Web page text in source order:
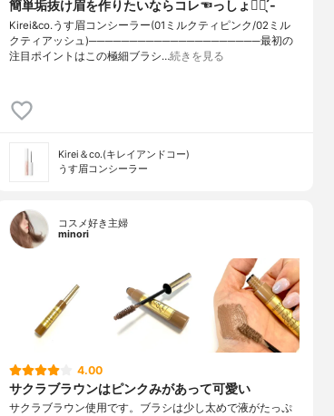
簡単垢抜け眉を作りたいならコレ☜っしょ👍🏻 ̖́-
Kirei&co.うす眉コンシーラー(01ミルクティピンク/02ミル
クティアッシュ)─────────────────────最初の
注目ポイントはこの極細ブラシ…続きを見る
Kirei＆co.(キレイアンドコー)
うす眉コンシーラー
コスメ好き主婦
minori
4.00
サクラブラウンはピンクみがあって可愛い
サクラブラウン使用です。ブラシは少し太めで液がたっぷ